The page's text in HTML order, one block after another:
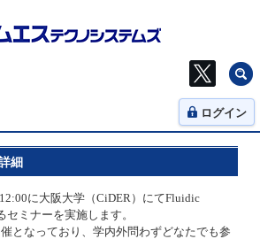
ログイン
細
に大阪大学（CiDER）にてFluidic
セミナーを実施します。
となっており、学内外問わずどなたでも参